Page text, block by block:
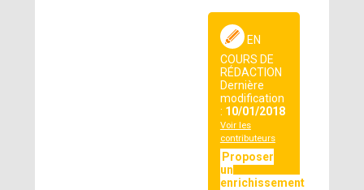
EN
COURS DE
RÉDACTION
Dernière
modification
: 10/01/2018
Voir les
contributeurs
Proposer
un
enrichissement